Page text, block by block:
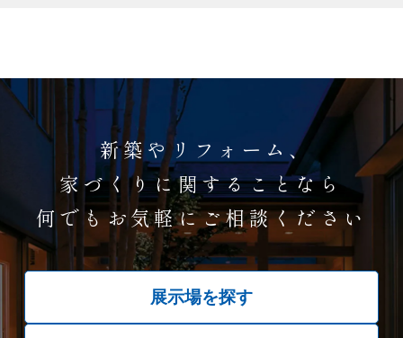
新築やリフォーム、
家づくりに関することなら
何でもお気軽にご相談ください
展示場を探す